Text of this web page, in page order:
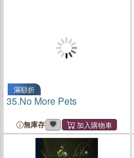
滿額折
35.No More Pets
無庫存